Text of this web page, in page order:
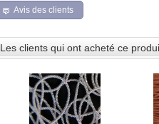
Avis des clients
Les clients qui ont acheté ce